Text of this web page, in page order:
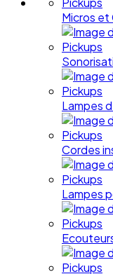
Micros
Lampes
Cordes
Lampes